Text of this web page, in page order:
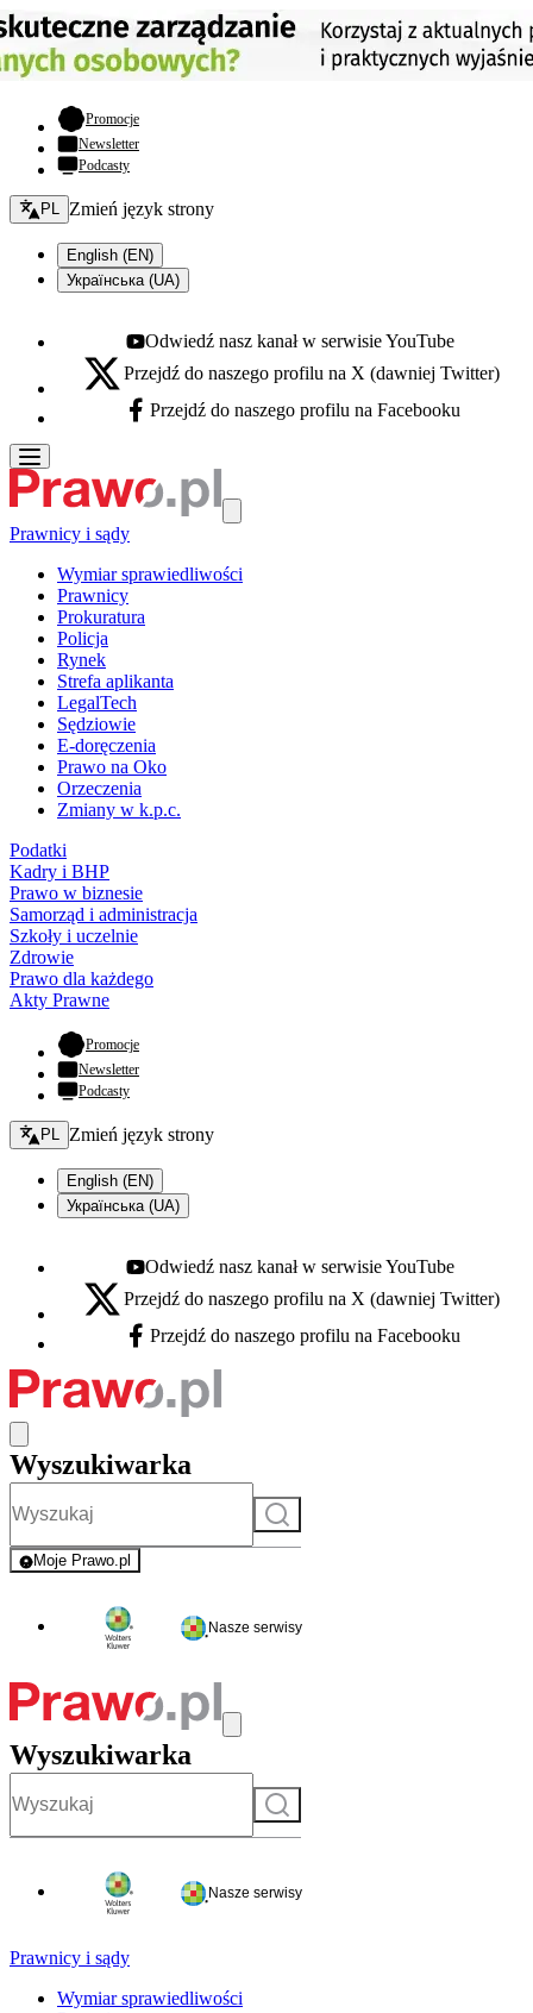
Promocje- otwiera się w nowej karcie
Newsletter
Podcasty
Zmień język - bieżący:
PL Zmień język strony
English (EN)
Українська (UA)
Youtube - otwiera się w nowej karcie
Odwiedź nasz kanał w serwisie YouTube
X - otwiera się w nowej karcie
Przejdź do naszego profilu na X (dawniej Twitter)
Facebook - otwiera się w nowej karcie
Przejdź do naszego profilu na Facebooku
Prawnicy i sądy
Wymiar sprawiedliwości
Prawnicy
Prokuratura
Policja
Rynek
Strefa aplikanta
LegalTech
Sędziowie
E-doręczenia
Prawo na Oko
Orzeczenia
Zmiany w k.p.c.
Podatki
Kadry i BHP
Prawo w biznesie
Samorząd i administracja
Szkoły i uczelnie
Zdrowie
Prawo dla każdego
Akty Prawne
Promocje- otwiera się w nowej karcie
Newsletter
Podcasty
Zmień język - bieżący:
PL Zmień język strony
English (EN)
Українська (UA)
Youtube - otwiera się w nowej karcie
Odwiedź nasz kanał w serwisie YouTube
X - otwiera się w nowej karcie
Przejdź do naszego profilu na X (dawniej Twitter)
Facebook - otwiera się w nowej karcie
Przejdź do naszego profilu na Facebooku
Wyszukiwarka
Szukaj
Moje Prawo.pl
- rejestracja i logowanie do serwisu
Nasze serwisy
Wyszukiwarka
Szukaj
Nasze serwisy
Prawnicy i sądy
Wymiar sprawiedliwości